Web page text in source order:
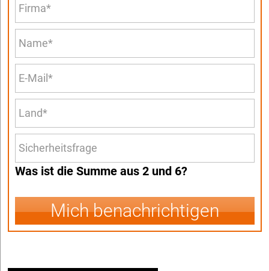
Was ist die Summe aus 2 und 6?
Mich benachrichtigen